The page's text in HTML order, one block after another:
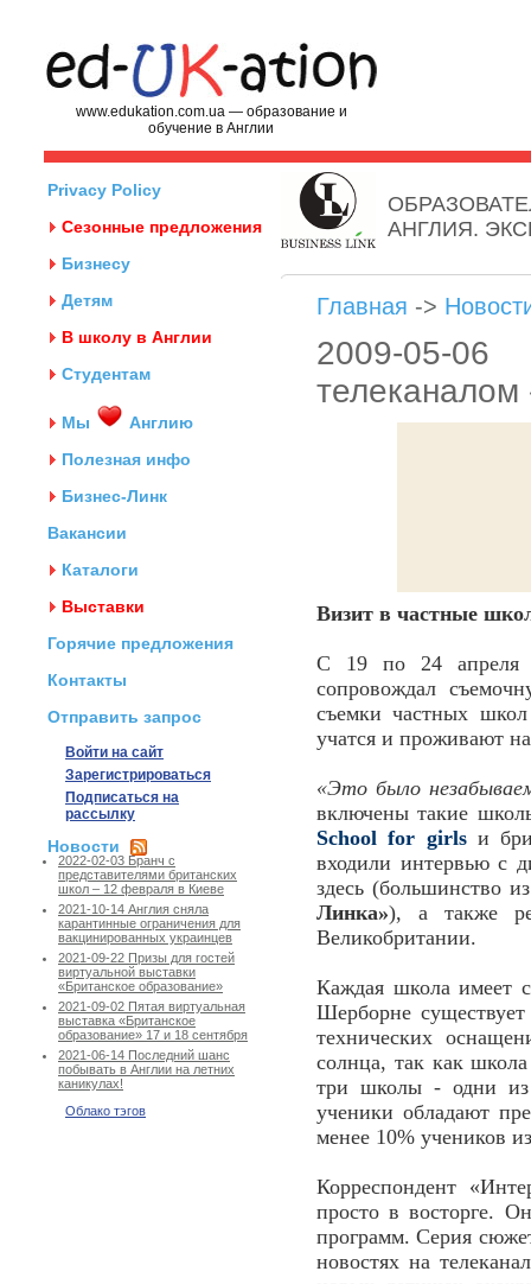
www.edukation.com.ua — образование и
обучение в Англии
Privacy Policy
Сезонные предложения
Бизнесу
Детям
В школу в Англии
Студентам
Мы
Англию
Полезная инфо
Бизнес-Линк
Вакансии
Каталоги
Выставки
Горячие предложения
Контакты
Отправить запрос
Войти на сайт
Зарегистрироваться
Подписаться на
рассылку
Новости
2022-02-03 Бранч с
представителями британских
школ – 12 февраля в Киеве
2021-10-14 Англия сняла
карантинные ограничения для
вакцинированных украинцев
2021-09-22 Призы для гостей
виртуальной выставки
«Британское образование»
2021-09-02 Пятая виртуальная
выставка «Британское
образование» 17 и 18 сентября
2021-06-14 Последний шанс
побывать в Англии на летних
каникулах!
Облако тэгов
АНГЛИЯ.
Главная ->
2009-05-
Визит в частные
С 19 по 24 апреля
сопровождал
съемки частных
учатся и проживают
«Это было
включены такие
School for girlsи
входили интервью с
здесь (большинство
Линка»), а также
Великобритании.
Каждая школа имеет
Шерборне
технических
солнца, так как
три школы - одни из
ученики обладают
менее 10% учеников
Корреспондент
просто в восторге.
программ. Серия
новостях на